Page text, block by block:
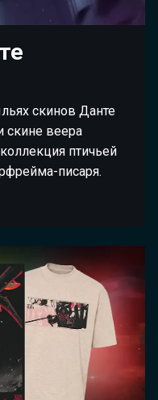
скинов Данте
скине веера
птичьей
писаря.